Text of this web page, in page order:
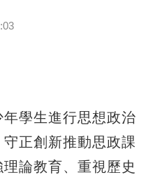
學生進行思想政治
正創新推動思政課
論教育、重視歷史